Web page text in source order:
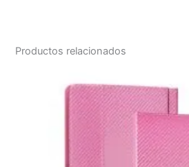
Productos relacionados